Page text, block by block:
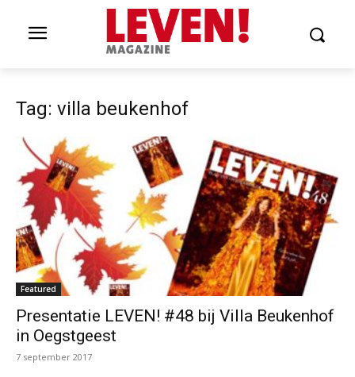
Tag: villa beukenhof
Featured
Presentatie LEVEN! #48 bij Villa Beukenhof
in Oegstgeest
7 september 2017